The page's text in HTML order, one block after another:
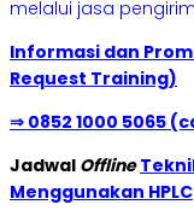
melalui jasa
Informasi dan
Request Training)
⇒ 0852 1000 5065
Jadwal Offline
Menggunakan HPLC